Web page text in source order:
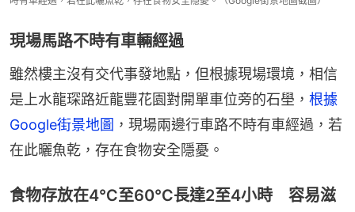
現場馬路不時有車輛經過
雖然樓主沒有交代事發地點，但根據現場環境，相信
是上水龍琛路近龍豐花園對開單車位旁的石壆， 根據
Google街景地圖 ，現場兩邊行車路不時有車經過，若
在此曬魚乾，存在食物安全隱憂。
食物存放在4℃至60℃長達2至4小時 容易滋